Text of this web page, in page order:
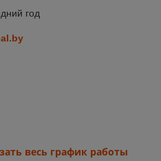
год
весь график работы